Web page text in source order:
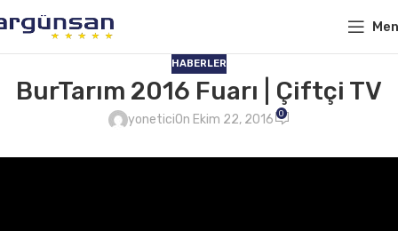
HABERLER
BurTarım 2016 Fuarı | Çiftçi TV
yoneticiOn Ekim 22, 2016 0